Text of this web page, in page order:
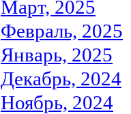
Март, 2025
Февраль, 2025
Январь, 2025
Декабрь, 2024
Ноябрь, 2024